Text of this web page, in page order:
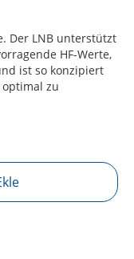
Der LNB unterstützt
HF-Werte,
ist so konzipiert
optimal zu